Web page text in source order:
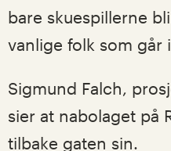
bare skuespillerne
vanlige folk som går
Sigmund Falch,
sier at nabolaget på
tilbake gaten sin.